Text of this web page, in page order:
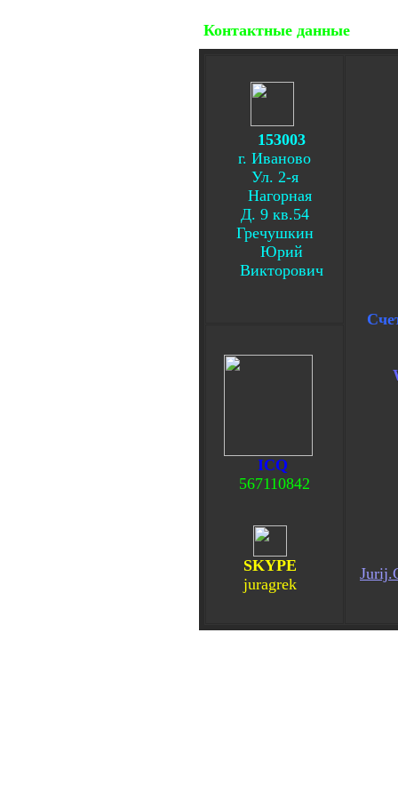
Контактные данные
153003
г. Иваново
Ул. 2-я
Нагорная
Д. 9 кв.54
Гречушкин
Юрий
Викторович
ICQ
567110842
SKYPE
juragrek